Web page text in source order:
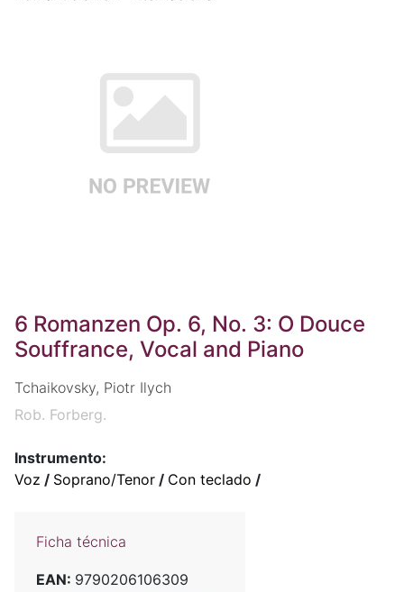
6 Romanzen Op. 6, No. 3: O Douce
Souffrance, Vocal and Piano
Tchaikovsky, Piotr Ilych
Rob. Forberg.
Instrumento:
Voz / Soprano/Tenor / Con teclado /
Ficha técnica
EAN: 9790206106309